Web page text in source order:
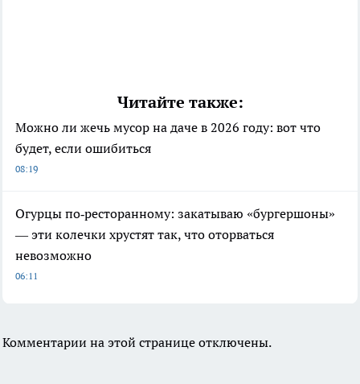
Читайте также:
Можно ли жечь мусор на даче в 2026 году: вот что
будет, если ошибиться
08:19
Огурцы по‑ресторанному: закатываю «бургершоны»
— эти колечки хрустят так, что оторваться
невозможно
06:11
Комментарии на этой странице отключены.